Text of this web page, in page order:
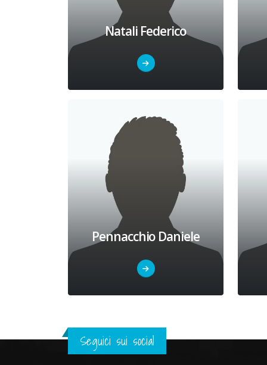
Natali Federico
Pennacchio Daniele
Seguici sui social